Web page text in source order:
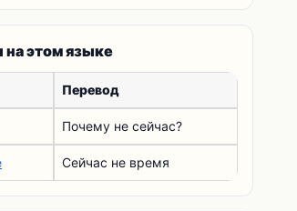
этом языке
Перевод
Почему не сейчас?
Сейчас не время